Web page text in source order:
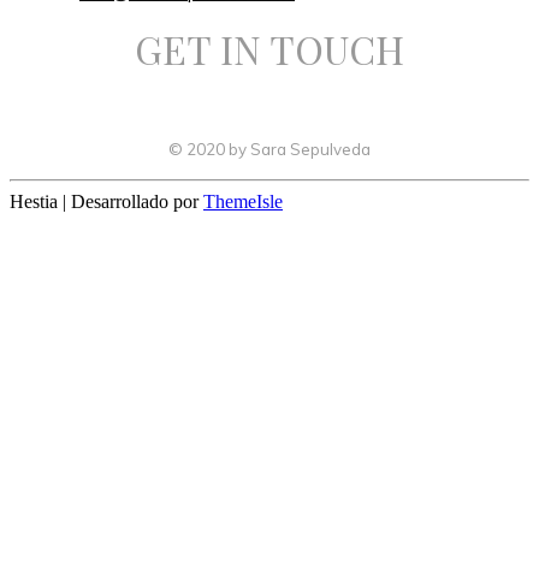
GET IN TOUCH
© 2020 by Sara Sepulveda
Hestia | Desarrollado porThemeIsle